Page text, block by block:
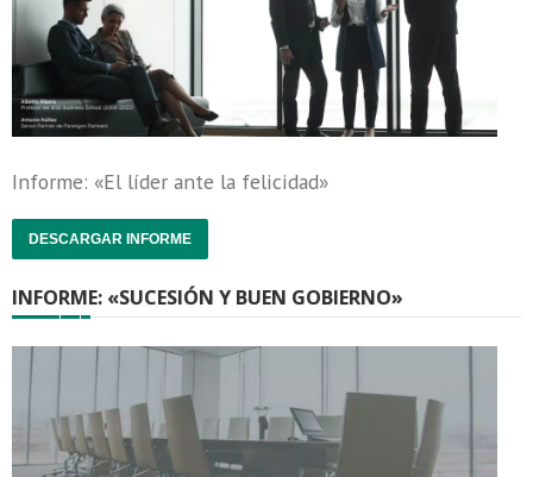
Informe: «El líder ante la felicidad»
DESCARGAR INFORME
INFORME: «SUCESIÓN Y BUEN GOBIERNO»